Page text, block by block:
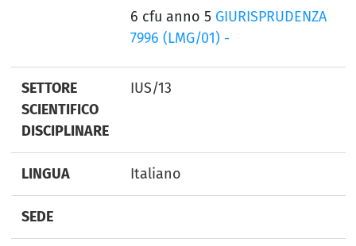
6 cfu anno 5 GIURISPRUDENZA
7996 (LMG/01) -
SETTORE
SCIENTIFICO
DISCIPLINARE
IUS/13
LINGUA Italiano
SEDE